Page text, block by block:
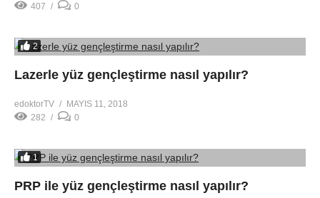
407
0
2
Lazerle yüz gençleştirme nasıl yapılır?
edoktorTV
MAYIS 11, 2018
282
0
1
PRP ile yüz gençleştirme nasıl yapılır?